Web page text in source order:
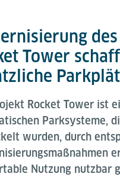
Tower
Rocket Tower ist
Parksysteme,
wurden, durch
Nutzung nutzbar